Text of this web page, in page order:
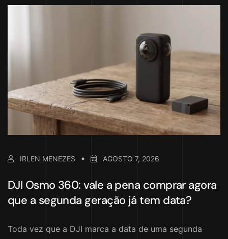
IRLEN MENEZES AGOSTO 7, 2026
DJI Osmo 360: vale a pena comprar agora
que a segunda geração já tem data?
Toda vez que a DJI marca a data de uma segunda